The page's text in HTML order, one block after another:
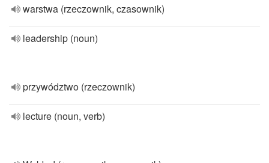
warstwa (rzeczownik, czasownik)
leadership (noun)
przywództwo (rzeczownik)
lecture (noun, verb)